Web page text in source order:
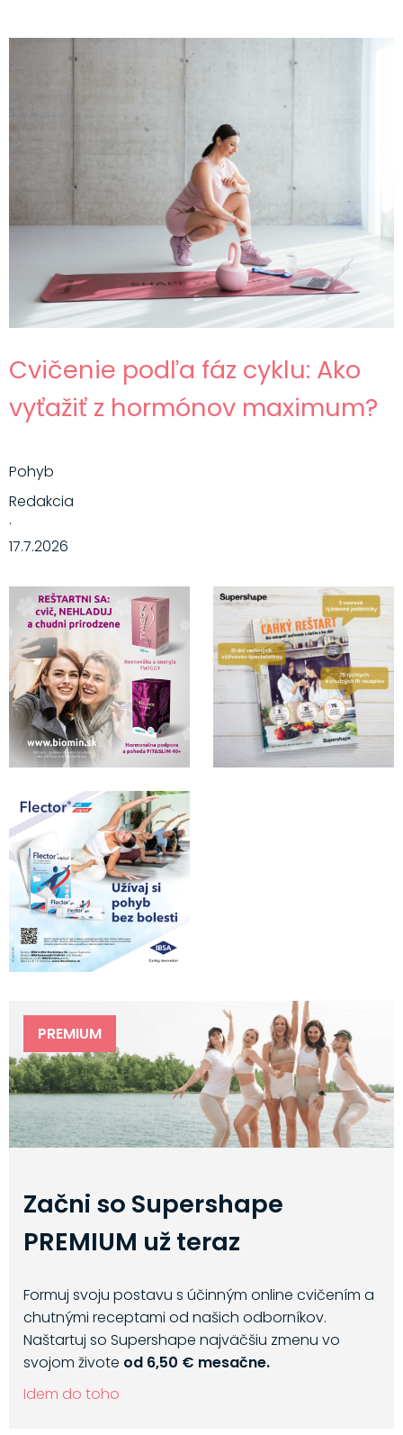
Cvičenie podľa fáz cyklu: Ako
vyťažiť z hormónov maximum?
Pohyb
Redakcia
·
17.7.2026
PREMIUM
Začni so Supershape
PREMIUM už teraz
Formuj svoju postavu s účinným online cvičením a
chutnými receptami od našich odborníkov.
Naštartuj so Supershape najväčšiu zmenu vo
svojom živote od 6,50 € mesačne.
Idem do toho